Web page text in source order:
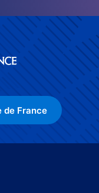
de France